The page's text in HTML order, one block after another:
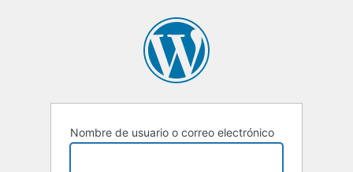
Nombre de usuario o correo electrónico